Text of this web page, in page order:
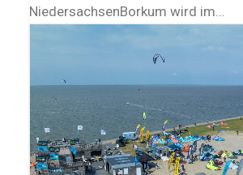
NiedersachsenBorkum wird im…